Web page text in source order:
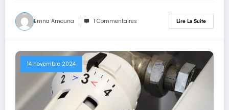
Emna Amouna 1 Commentaires Lire La Suite
14 novembre 2024